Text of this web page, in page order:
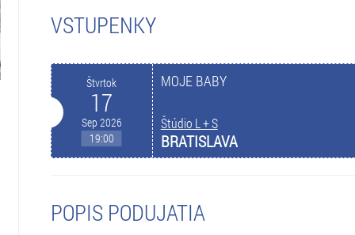
VSTUPENKY
Štvrtok
17
Sep 2026
19:00
MOJE BABY
Štúdio L + S
BRATISLAVA
POPIS PODUJATIA